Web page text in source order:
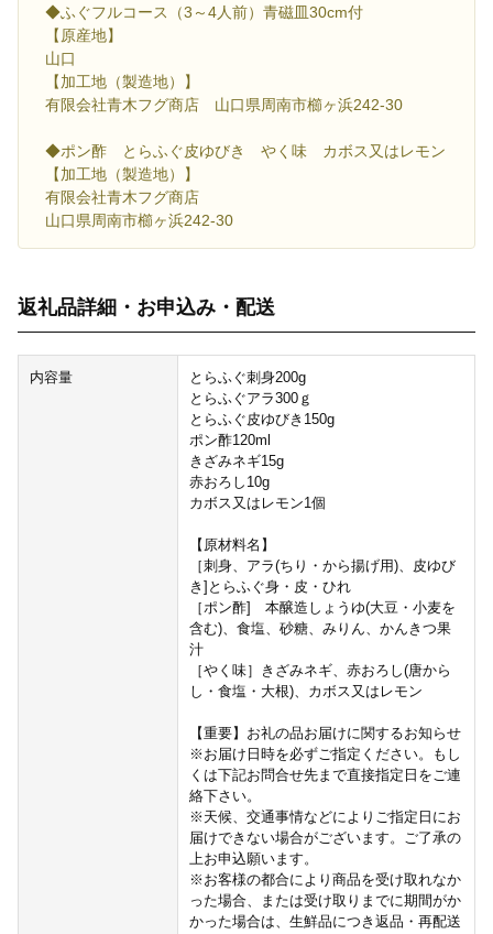
◆ふぐフルコース（3～4人前）青磁皿30cm付
【原産地】
山口
【加工地（製造地）】
有限会社青木フグ商店 山口県周南市櫛ヶ浜242-30
◆ポン酢 とらふぐ皮ゆびき やく味 カボス又はレモン
【加工地（製造地）】
有限会社青木フグ商店
山口県周南市櫛ヶ浜242-30
返礼品詳細・お申込み・配送
内容量
とらふぐ刺身200g
とらふぐアラ300ｇ
とらふぐ皮ゆびき150g
ポン酢120ml
きざみネギ15g
赤おろし10g
カボス又はレモン1個
【原材料名】
［刺身、アラ(ちり・から揚げ用)、皮ゆび
き]とらふぐ身・皮・ひれ
［ポン酢] 本醸造しょうゆ(大豆・小麦を
含む)、食塩、砂糖、みりん、かんきつ果
汁
［やく味］きざみネギ、赤おろし(唐から
し・食塩・大根)、カボス又はレモン
【重要】お礼の品お届けに関するお知らせ
※お届け日時を必ずご指定ください。もし
くは下記お問合せ先まで直接指定日をご連
絡下さい。
※天候、交通事情などによりご指定日にお
届けできない場合がございます。ご了承の
上お申込願います。
※お客様の都合により商品を受け取れなか
った場合、または受け取りまでに期間がか
かった場合は、生鮮品につき返品・再配送